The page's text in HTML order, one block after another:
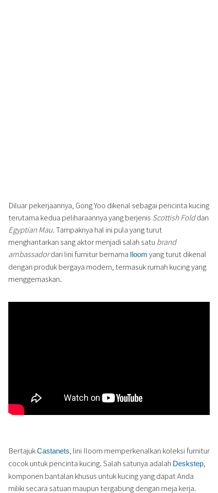
Diluar pekerjaannya, Gong Yoo dikenal sebagai pencinta kucing
terutama kedua peliharaannya yang berjenis Scottish Folddan
Egyptian Mau. Tampaknya hal ini pula yang turut
menghantarkan sang aktor menjadi salah satu brand
ambassadordari lini furnitur bernama Iloom yang turut dikenal
dengan produk bergaya modern, termasuk rumah kucing yang
menggemaskan.
BertajukCastanets, lini Iloom memperkenalkan koleksi furnitur
cocok untuk pencinta kucing. Salah satunya adalah Deskstep,
komponen bantalan khusus untuk kucing yang dapat Anda
miliki secara satuan maupun tergabung dengan meja kerja.